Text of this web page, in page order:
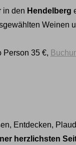
in den Hendelberg
Weinen
Person 35 €,
Entdecken,
herzlichsten